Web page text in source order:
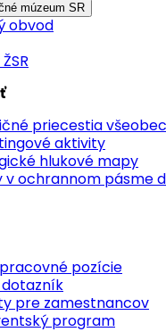
múzeum SR
obvod
priecestia
aktivity
hlukové mapy
v ochrannom pásme
pozície
pre zamestnancov
program